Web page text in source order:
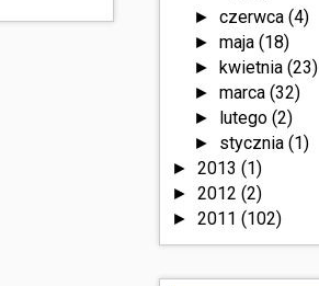
► czerwca (4)
► maja (18)
► kwietnia (23)
► marca (32)
► lutego (2)
► stycznia (1)
►2013(1)
►2012(2)
►2011(102)